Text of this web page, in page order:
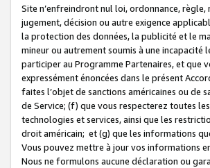
Site n’enfreindront nul loi, ordonnance,
jugement, décision ou autre exigence
la protection des données, la publicité et le
mineur ou autrement soumis à une
participer au Programme Partenaires, et que
expressément énoncées dans le présent
faites l’objet de sanctions américaines ou de
de Service; (f) que vous respecterez toutes
technologies et services, ainsi que les
droit américain; et (g) que les informations
Vous pouvez mettre à jour vos informations
Nous ne formulons aucune déclaration ou